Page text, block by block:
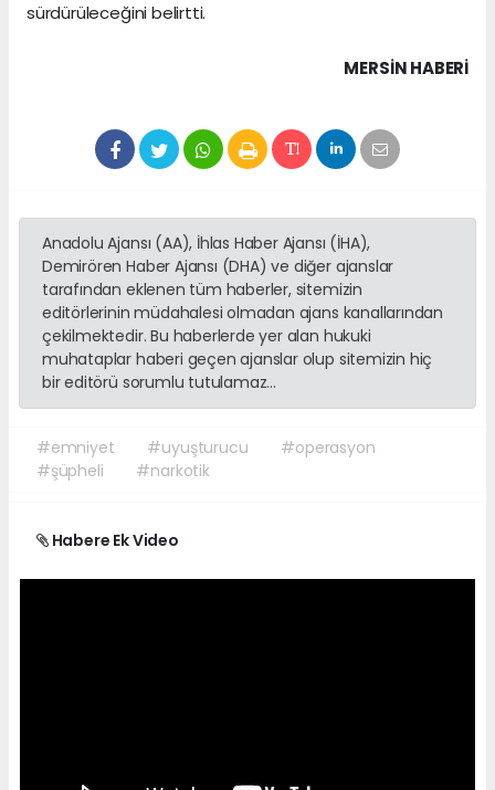
sürdürüleceğini belirtti.
MERSIN HABERİ
Anadolu Ajansı (AA), İhlas Haber Ajansı (İHA),
Demirören Haber Ajansı (DHA) ve diğer ajanslar
tarafından eklenen tüm haberler, sitemizin
editörlerinin müdahalesi olmadan ajans kanallarından
çekilmektedir. Bu haberlerde yer alan hukuki
muhataplar haberi geçen ajanslar olup sitemizin hiç
bir editörü sorumlu tutulamaz...
#emniyet #uyuşturucu
#operasyon
#şüpheli
#narkotik
Habere Ek Video